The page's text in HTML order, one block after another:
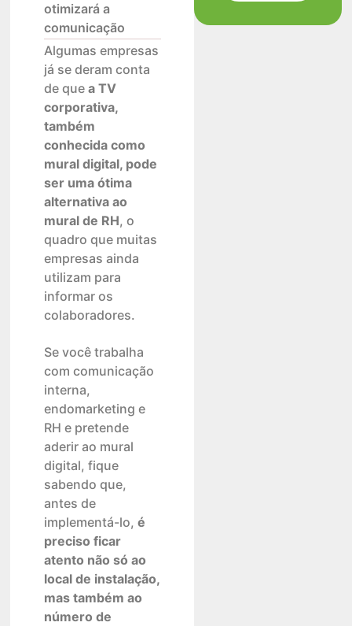
otimizará a
comunicação
Algumas empresas
já se deram conta
de que a TV
corporativa,
também
conhecida como
mural digital, pode
ser uma ótima
alternativa ao
mural de RH, o
quadro que muitas
empresas ainda
utilizam para
informar os
colaboradores.
Se você trabalha
com comunicação
interna,
endomarketing e
RH e pretende
aderir ao mural
digital, fique
sabendo que,
antes de
implementá-lo, é
preciso ficar
atento não só ao
local de instalação,
mas também ao
número de